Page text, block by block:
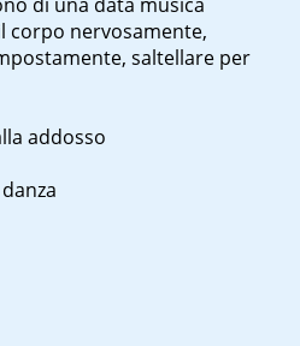
corpo nervosamente,
saltellare per
addosso